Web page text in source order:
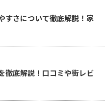
すさについて徹底解説！家
徹底解説！口コミや街レビ